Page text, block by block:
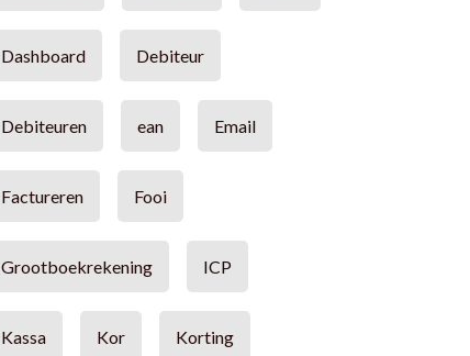
Dashboard Debiteur
Debiteuren ean Email
Factureren Fooi
Grootboekrekening ICP
Kassa Kor Korting